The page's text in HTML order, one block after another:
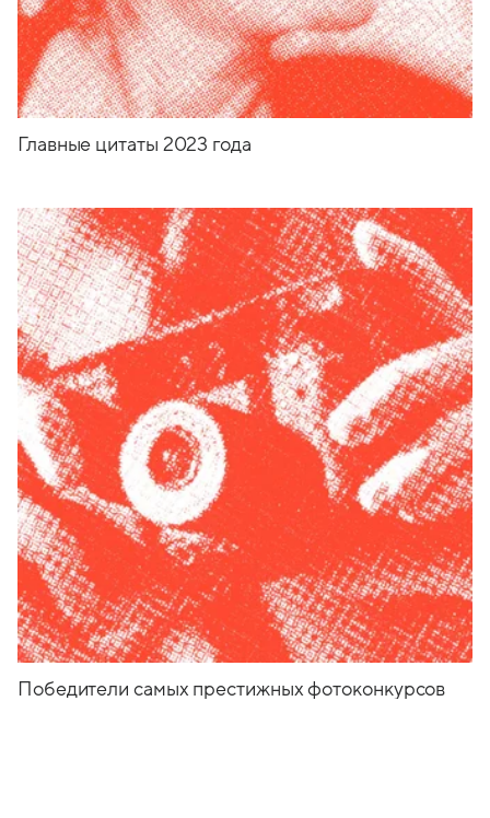
Главные цитаты 2023 года
Победители самых престижных фотоконкурсов